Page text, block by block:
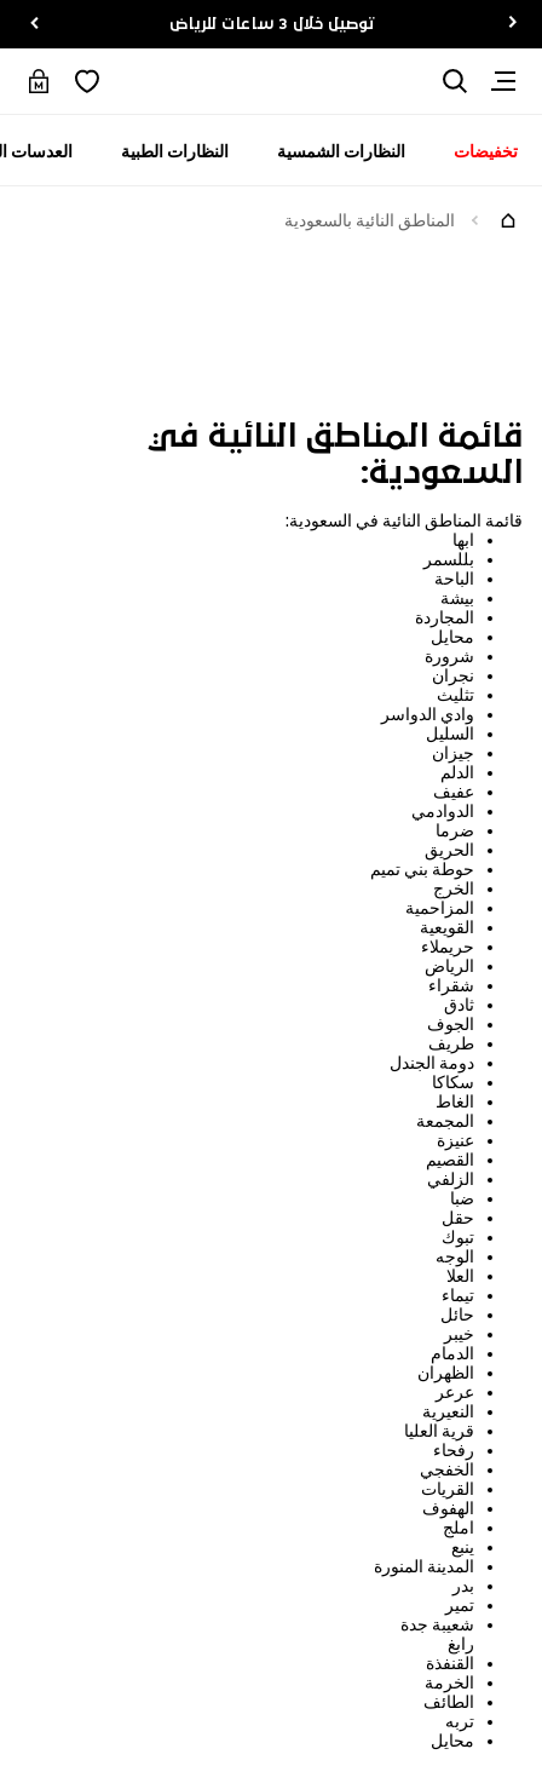
توصيل خلال 3 ساعات للرياض
تخفيضات النظارات الشمسية النظارات الطبية العدسات
المناطق النائية بالسعودية
قائمة المناطق النائية في
السعودية:
قائمة المناطق النائية في السعودية:
ابها
بللسمر
الباحة
بيشة
المجاردة
محايل
شرورة
نجران
تثليث
وادي الدواسر
السليل
جيزان
الدلم
عفيف
الدوادمي
ضرما
الحريق
حوطة بني تميم
الخرج
المزاحمية
القويعية
حريملاء
الرياض
شقراء
ثادق
الجوف
طريف
دومة الجندل
سكاكا
الغاط
المجمعة
عنيزة
القصيم
الزلفي
ضبا
حقل
تبوك
الوجه
العلا
تيماء
حائل
خيبر
الدمام
الظهران
عرعر
النعيرية
قرية العليا
رفحاء
الخفجي
القريات
الهفوف
املج
ينبع
المدينة المنورة
بدر
تمير
شعيبة جدة
رابغ
القنفذة
الخرمة
الطائف
تربه
محايل